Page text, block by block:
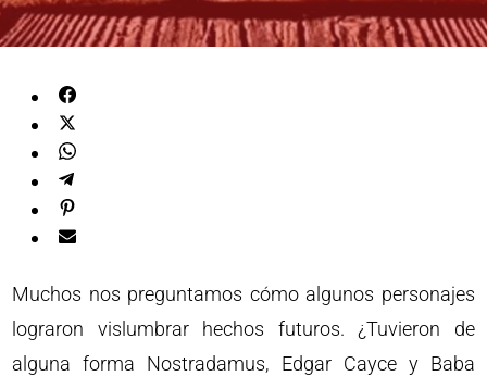
Muchos nos preguntamos cómo algunos personajes
lograron vislumbrar hechos futuros. ¿Tuvieron de
alguna forma Nostradamus, Edgar Cayce y Baba